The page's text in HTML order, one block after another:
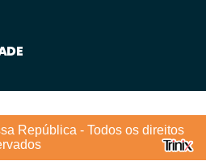
República - Todos os direitos